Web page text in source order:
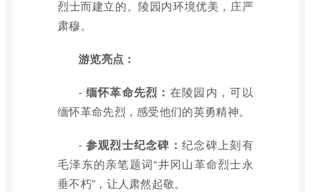
烈士而建立的。陵园内环境优美，庄严
肃穆。
游览亮点：
- 缅怀革命先烈： 在陵园内，可以
缅怀革命先烈，感受他们的英勇精神。
- 参观烈士纪念碑：纪念碑上刻有
毛泽东的亲笔题词“井冈山革命烈士永
垂不朽”，让人肃然起敬。